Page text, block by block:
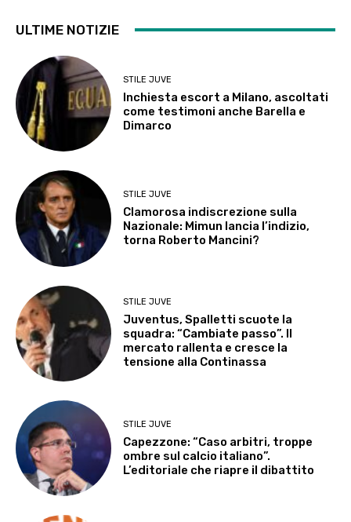
ULTIME NOTIZIE
STILE JUVE
Inchiesta escort a Milano, ascoltati
come testimoni anche Barella e
Dimarco
STILE JUVE
Clamorosa indiscrezione sulla
Nazionale: Mimun lancia l’indizio,
torna Roberto Mancini?
STILE JUVE
Juventus, Spalletti scuote la
squadra: “Cambiate passo”. Il
mercato rallenta e cresce la
tensione alla Continassa
STILE JUVE
Capezzone: “Caso arbitri, troppe
ombre sul calcio italiano”.
L’editoriale che riapre il dibattito